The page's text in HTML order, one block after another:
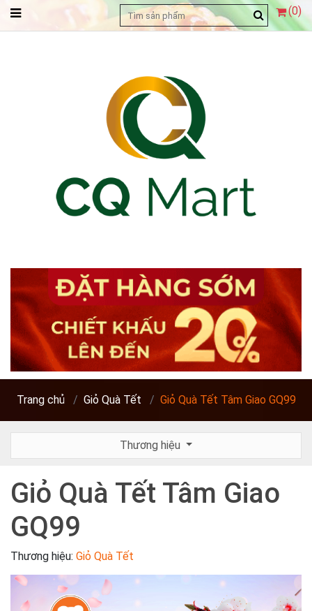
(0)
Trang chủ Giỏ Quà Tết Giỏ Quà Tết Tâm Giao GQ99
Thương hiệu
Giỏ Quà Tết Tâm Giao
GQ99
Thương hiệu: Giỏ Quà Tết